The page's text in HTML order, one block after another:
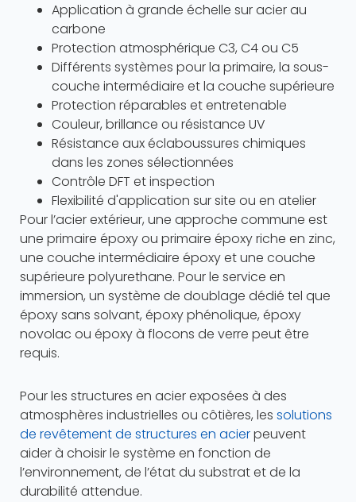
Application à grande échelle sur acier au
carbone
Protection atmosphérique C3, C4 ou C5
Différents systèmes pour la primaire, la sous-
couche intermédiaire et la couche supérieure
Protection réparables et entretenable
Couleur, brillance ou résistance UV
Résistance aux éclaboussures chimiques
dans les zones sélectionnées
Contrôle DFT et inspection
Flexibilité d'application sur site ou en atelier
Pour l’acier extérieur, une approche commune est
une primaire époxy ou primaire époxy riche en zinc,
une couche intermédiaire époxy et une couche
supérieure polyurethane. Pour le service en
immersion, un système de doublage dédié tel que
époxy sans solvant, époxy phénolique, époxy
novolac ou époxy à flocons de verre peut être
requis.
Pour les structures en acier exposées à des
atmosphères industrielles ou côtières, les solutions
de revêtement de structures en acierpeuvent
aider à choisir le système en fonction de
l’environnement, de l’état du substrat et de la
durabilité attendue.